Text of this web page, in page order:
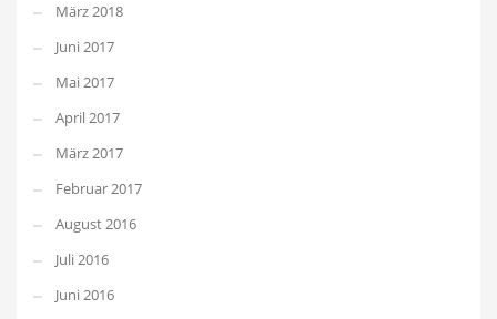
März 2018
Juni 2017
Mai 2017
April 2017
März 2017
Februar 2017
August 2016
Juli 2016
Juni 2016